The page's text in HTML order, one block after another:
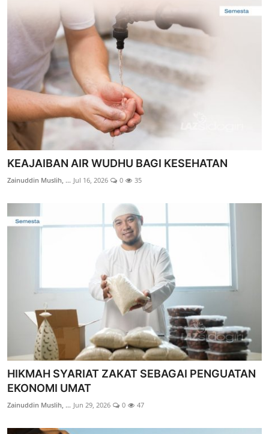
KEAJAIBAN AIR WUDHU BAGI KESEHATAN
Zainuddin Muslih, ... Jul 16, 2026 0 35
HIKMAH SYARIAT ZAKAT SEBAGAI PENGUATAN
EKONOMI UMAT
Zainuddin Muslih, ... Jun 29, 2026 0 47